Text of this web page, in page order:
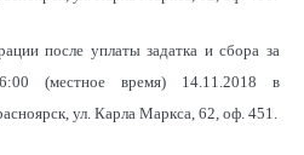
после уплаты задатка и сбора за
(местное время) 14.11.2018 в
ул. Карла Маркса, 62, оф. 451.